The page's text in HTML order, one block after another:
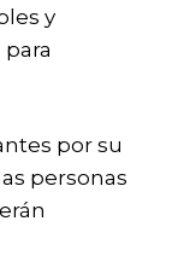
y
por su
personas